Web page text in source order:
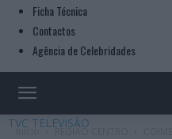
Ficha Técnica
Contactos
Agência de Celebridades
TVC TELEVISÃO
Início REGIÃO CENTRO